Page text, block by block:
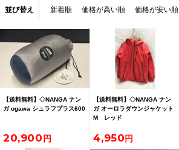
並び替え 新着順 価格が高い順 価格が安い順
【送料無料】◇NANGA ナン
ガ ogawa シュラフプラス600
20,900
【送料無料】◇NANGA ナン
ガ オーロラダウンジャケット
M レッド
4,950